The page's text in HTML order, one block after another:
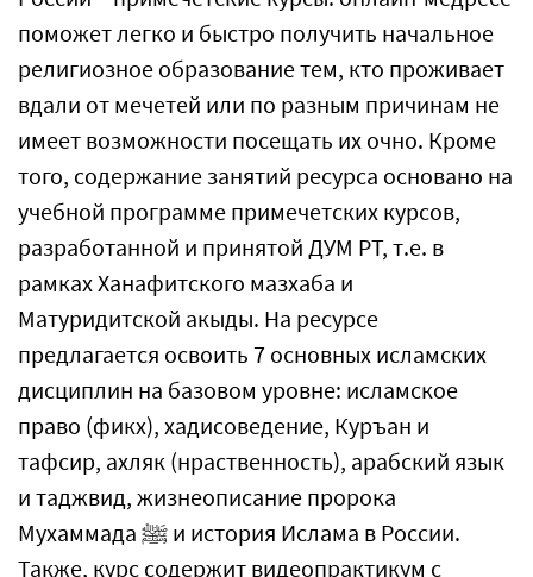
поможет легко и быстро получить начальное
религиозное образование тем, кто проживает
вдали от мечетей или по разным причинам не
имеет возможности посещать их очно. Кроме
того, содержание занятий ресурса основано на
учебной программе примечетских курсов,
разработанной и принятой ДУМ РТ, т.е. в
рамках Ханафитского мазхаба и
Матуридитской акыды. На ресурсе
предлагается освоить 7 основных исламских
дисциплин на базовом уровне: исламское
право (фикх), хадисоведение, Куръан и
тафсир, ахляк (нраственность), арабский язык
и таджвид, жизнеописание пророка
Мухаммада ﷺ и история Ислама в России.
Также, курс содержит видеопрактикум с